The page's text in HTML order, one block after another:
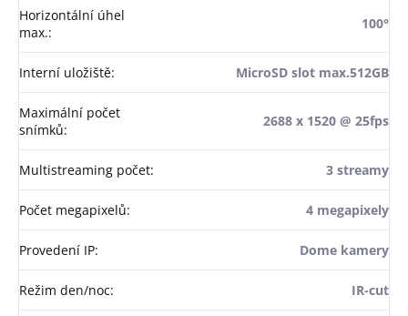
Horizontální úhel
max.:
100°
Interní uložiště: MicroSD slot max.512GB
Maximální počet
snímků:
2688 x 1520 @ 25fps
Multistreaming počet: 3 streamy
Počet megapixelů: 4 megapixely
Provedení IP: Dome kamery
Režim den/noc: IR-cut